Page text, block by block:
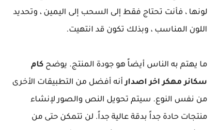
لونها ، فأنت تحتاج فقط إلى السحب إلى اليمين ، وتحديد
اللون المناسب ، وبذلك تكون قد انتهيت.
ما يهتم به الناس أيضاً هو جودة المنتج. يوضح كام
سكانر مهكر اخر اصدارأنه أفضل من التطبيقات الأخرى
من نفس النوع. سيتم تحويل النص والصور لإنشاء
منتجات حادة جداً بدقة عالية جداً. لن تتمكن حتى من